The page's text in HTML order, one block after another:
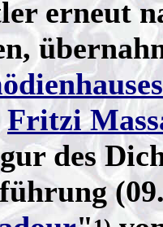
erneut
Fritzi
des